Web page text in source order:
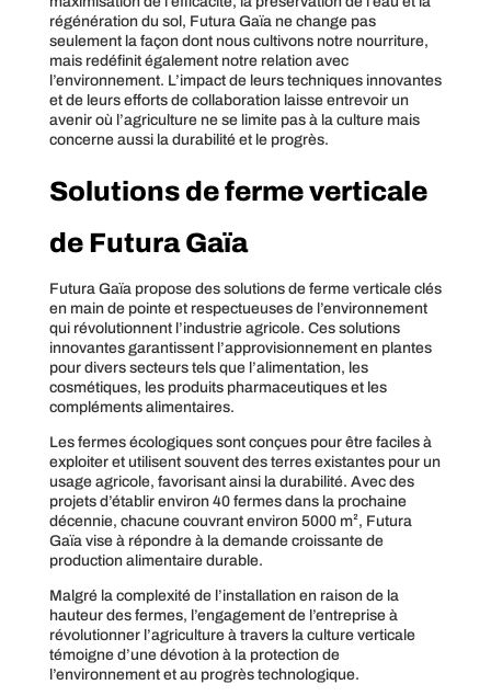
régénération du sol, Futura Gaïa ne change pas
seulement la façon dont nous cultivons notre nourriture,
mais redéfinit également notre relation avec
l’environnement. L’impact de leurs techniques innovantes
et de leurs efforts de collaboration laisse entrevoir un
avenir où l’agriculture ne se limite pas à la culture mais
concerne aussi la durabilité et le progrès.
Solutions de ferme verticale
de Futura Gaïa
Futura Gaïa propose des solutions de ferme verticale clés
en main de pointe et respectueuses de l’environnement
qui révolutionnent l’industrie agricole. Ces solutions
innovantes garantissent l’approvisionnement en plantes
pour divers secteurs tels que l’alimentation, les
cosmétiques, les produits pharmaceutiques et les
compléments alimentaires.
Les fermes écologiques sont conçues pour être faciles à
exploiter et utilisent souvent des terres existantes pour un
usage agricole, favorisant ainsi la durabilité. Avec des
projets d’établir environ 40 fermes dans la prochaine
décennie, chacune couvrant environ 5000 m², Futura
Gaïa vise à répondre à la demande croissante de
production alimentaire durable.
Malgré la complexité de l’installation en raison de la
hauteur des fermes, l’engagement de l’entreprise à
révolutionner l’agriculture à travers la culture verticale
témoigne d’une dévotion à la protection de
l’environnement et au progrès technologique.